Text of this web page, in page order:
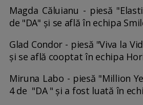
Magda Căluianu - piesă
de "DA" și se află în echipa
Glad Condor - piesă "Viva la
și se află cooptat în echipa
Miruna Labo - piesă "Million
4 de "DA " și a fost luată în